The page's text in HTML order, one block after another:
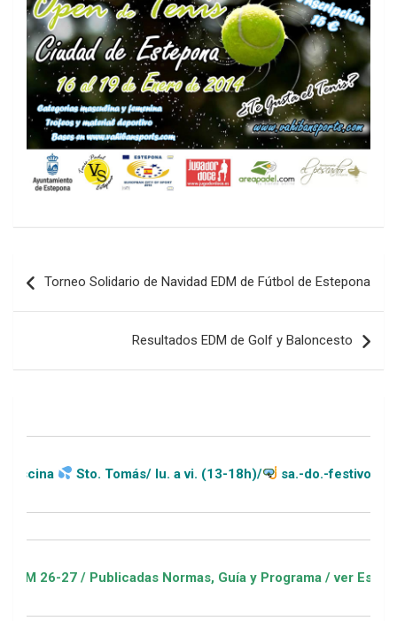
de
Torneo Solidario de Navidad EDM de Fútbol de Estepona
Resultados EDM de Golf y Baloncesto
Sto. Tomás/ lu. a vi. (13-18h)/ sa.-do.-festivos (11-20h)
/ Publicadas Normas, Guía y Programa / ver Escuelas